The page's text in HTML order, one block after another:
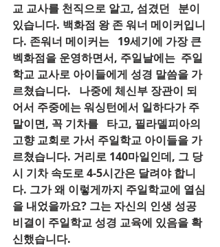
교 교사를 천직으로 알고, 섬겼던   분이
있습니다. 백화점 왕 존 워너 메이커입니
다. 존워너 메이커는   19세기에 가장 큰
벡화점을 운영하면서, 주일날에는  주일
학교 교사로 아이들에게 성경 말씀을 가
르쳤습니다.   나중에 체신부 장관이 되
어서 주중에는 워싱턴에서 일하다가 주
말이면, 꼭 기차를   타고, 필라델피아의
고향 교회로 가서 주일학교 아이들을 가
르쳤습니다. 거리로 140마일인데, 그 당
시 기차 속도로 4-5시간은 달려야 합니
다. 그가 왜 이렇게까지 주일학교에 열심
을 내었을까요? 그는 자신의 인생 성공
비결이 주일학교 성경 교육에 있음을 확
신했습니다.